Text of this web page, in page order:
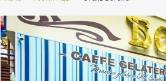
Астрахань
Балашиха
Барнаул
Белгород
Благовещенская